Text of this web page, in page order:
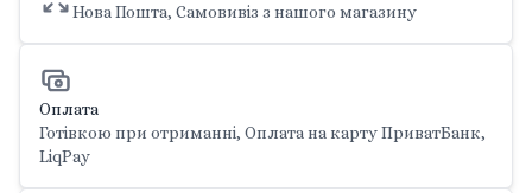
Нова Пошта, Самовивіз з нашого магазину
Оплата
Готівкою при отриманні, Оплата на карту ПриватБанк,
LiqPay